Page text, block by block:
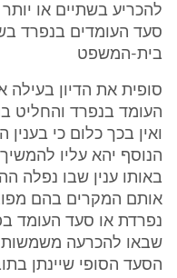
להכריע בשתיים או יותר
סעד העומדים בנפרד
בית-המשפט
סופית את הדיון
העומד בנפרד והחליט
ואין בכך כלום כי
הנוסף יהא עליו
באותו ענין שבו נפלה
אותם המקרים בהם
נפרדת או סעד העומד
שבאו להכרעה משמשות
הסעד הסופי שיינתן